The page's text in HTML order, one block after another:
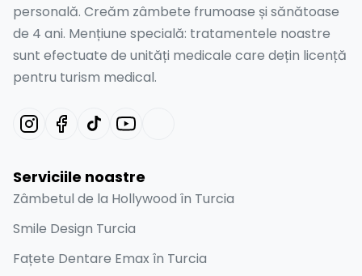
personală. Creăm zâmbete frumoase și sănătoase
de 4 ani. Mențiune specială: tratamentele noastre
sunt efectuate de unități medicale care dețin licență
pentru turism medical.
Serviciile noastre
Zâmbetul de la Hollywood în Turcia
Smile Design Turcia
Fațete Dentare Emax în Turcia